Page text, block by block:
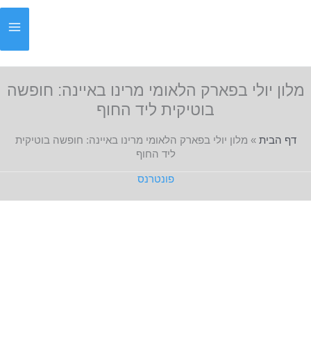
מלון יולי בפארק הלאומי מרינו באיינה: חופשה
בוטיקית ליד החוף
דף הבית » מלון יולי בפארק הלאומי מרינו באיינה: חופשה בוטיקית
ליד החוף
פונטרנס